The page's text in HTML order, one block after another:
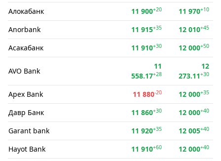
Алокабанк 11 900+20 11 970+10
Anorbank 11 915+35 12 010+45
Асакабанк 11 910+30 12 000+50
AVO Bank
11
558.17+28
12
273.11+30
Apex Bank 11 880-20 12 000+35
Давр Банк 11 860+30 12 000+40
Garant bank 11 920+35 12 005+40
Hayot Bank 11 910+60 12 000+40